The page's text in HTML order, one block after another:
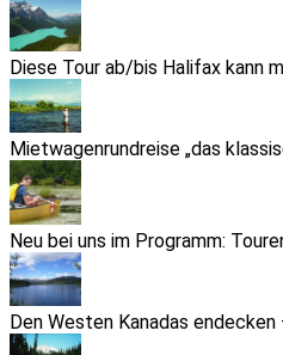
Diese Tour ab/bis Halifax kann
Mietwagenrundreise „das
Neu bei uns im Programm:
Den Westen Kanadas